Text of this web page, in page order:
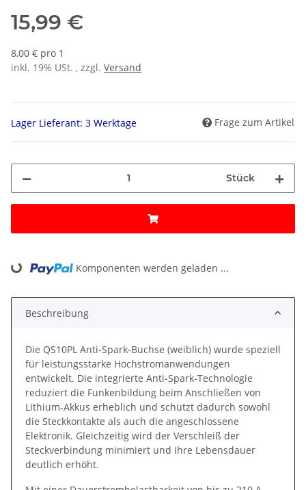
15,99 €
8,00 € pro 1
inkl. 19% USt. , zzgl. Versand
Lager Lieferant: 3 Werktage Frage zum Artikel
Stück
Loading... Komponenten werden geladen ...
Beschreibung
Die QS10PL Anti-Spark-Buchse (weiblich) wurde speziell
für leistungsstarke Hochstromanwendungen
entwickelt. Die integrierte Anti-Spark-Technologie
reduziert die Funkenbildung beim Anschließen von
Lithium-Akkus erheblich und schützt dadurch sowohl
die Steckkontakte als auch die angeschlossene
Elektronik. Gleichzeitig wird der Verschleiß der
Steckverbindung minimiert und ihre Lebensdauer
deutlich erhöht.